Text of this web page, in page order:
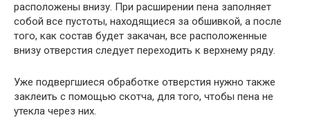
расположены внизу. При расширении пена заполняет
собой все пустоты, находящиеся за обшивкой, а после
того, как состав будет закачан, все расположенные
внизу отверстия следует переходить к верхнему ряду.
Уже подвергшиеся обработке отверстия нужно также
заклеить с помощью скотча, для того, чтобы пена не
утекла через них.